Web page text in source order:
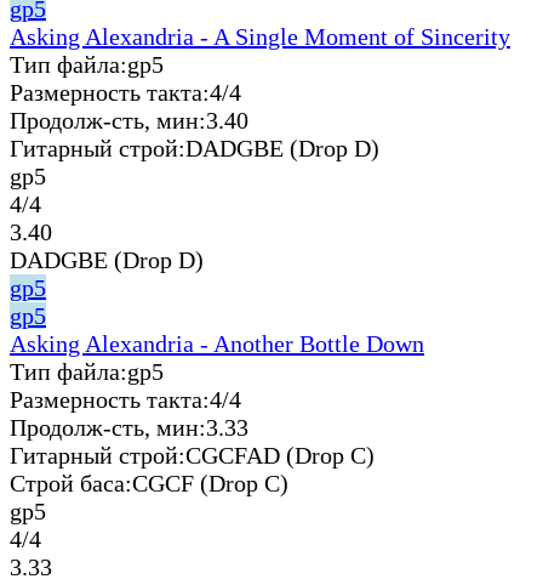
gp5
Asking Alexandria - A Single Moment of Sincerity
Тип файла:gp5
Размерность такта:4/4
Продолж-сть, мин:3.40
Гитарный строй:DADGBE (Drop D)
gp5
4/4
3.40
DADGBE (Drop D)
gp5
gp5
Asking Alexandria - Another Bottle Down
Тип файла:gp5
Размерность такта:4/4
Продолж-сть, мин:3.33
Гитарный строй:CGCFAD (Drop C)
Строй баса:CGCF (Drop C)
gp5
4/4
3.33